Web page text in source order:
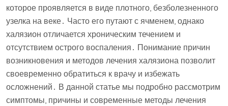
которое проявляется в виде плотного, безболезненного
узелка на веке․ Часто его путают с ячменем, однако
халязион отличается хроническим течением и
отсутствием острого воспаления․ Понимание причин
возникновения и методов лечения халязиона позволит
своевременно обратиться к врачу и избежать
осложнений․ В данной статье мы подробно рассмотрим
симптомы, причины и современные методы лечения